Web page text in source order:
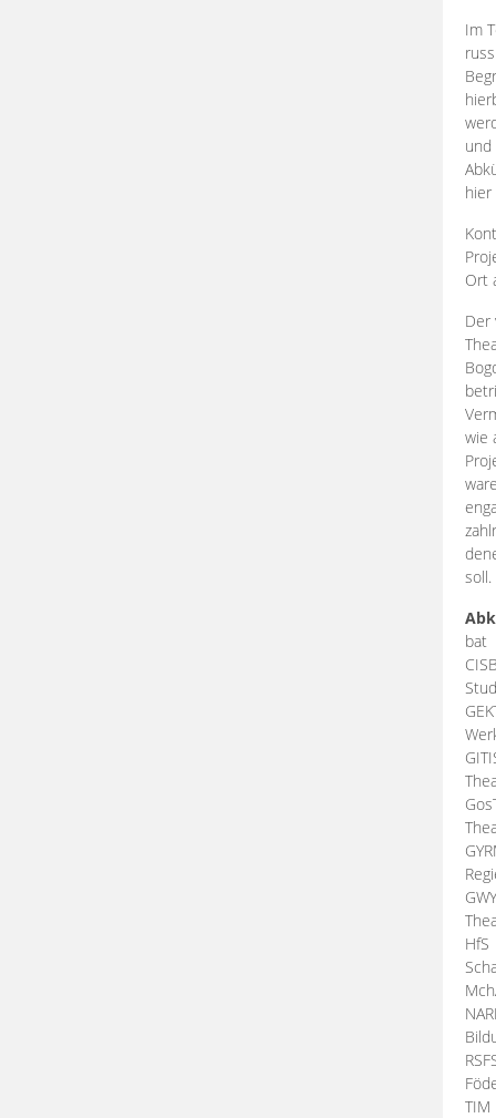
Im
und
Ort
Der
wie
zahlr
soll.
bat
HfS